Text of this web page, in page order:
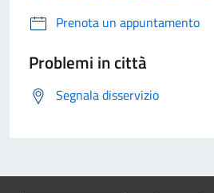
Prenota un appuntamento
Problemi in città
Segnala disservizio